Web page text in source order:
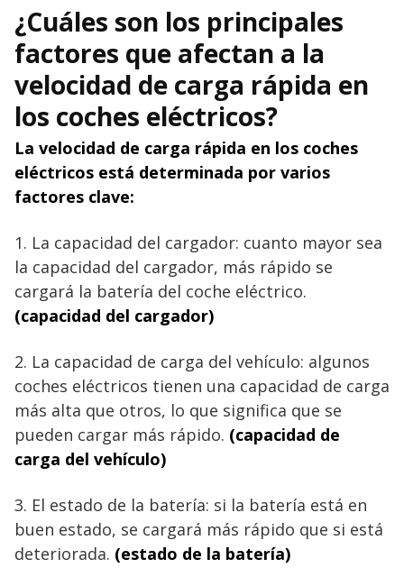
¿Cuáles son los principales
factores que afectan a la
velocidad de carga rápida en
los coches eléctricos?
La velocidad de carga rápida en los coches
eléctricos está determinada por varios
factores clave:
1. La capacidad del cargador: cuanto mayor sea
la capacidad del cargador, más rápido se
cargará la batería del coche eléctrico.
(capacidad del cargador)
2. La capacidad de carga del vehículo: algunos
coches eléctricos tienen una capacidad de carga
más alta que otros, lo que significa que se
pueden cargar más rápido. (capacidad de
carga del vehículo)
3. El estado de la batería: si la batería está en
buen estado, se cargará más rápido que si está
deteriorada. (estado de la batería)